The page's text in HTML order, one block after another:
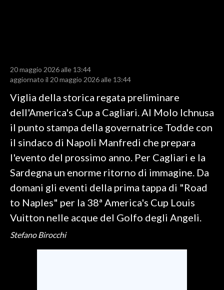
SPORT
RISULTATI E CLASSIFICHE
CALCIO
CALCIO REGIONALE
BASKET
VOLLEY
MOTORI
TENNIS
ALTRI SPORT
CULTURA
20 maggio 2026 alle 13:44
aggiornato il 20 maggio 2026 alle 13:44
Viglia della storica regata preliminare
dell'America's Cup a Cagliari. Al Molo Ichnusa
il punto stampa della governatrice Todde con
il sindaco di Napoli Manfredi che prepara
l'evento del prossimo anno. Per Cagliari e la
Sardegna un enorme ritorno di immagine. Da
domani gli eventi della prima tappa di "Road
to Naples" per la 38ª America's Cup Louis
Vuitton nelle acque del Golfo degli Angeli.
Stefano Birocchi